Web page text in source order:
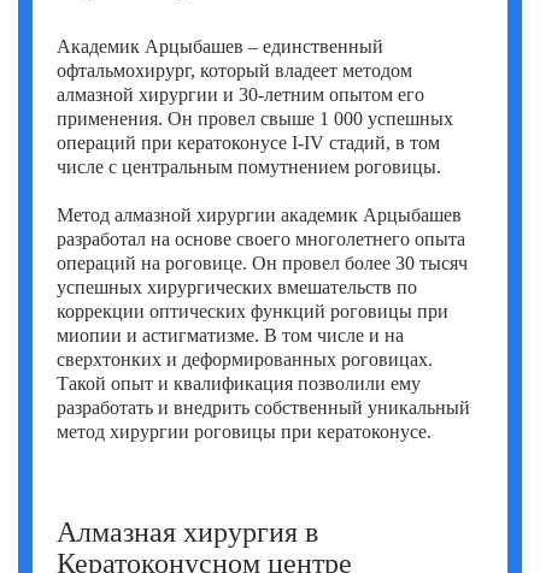
Академик Арцыбашев – единственный
офтальмохирург, который владеет методом
алмазной хирургии и 30-летним опытом его
применения. Он провел свыше 1 000 успешных
операций при кератоконусе I-IV стадий, в том
числе с центральным помутнением роговицы.
Метод алмазной хирургии академик Арцыбашев
разработал на основе своего многолетнего опыта
операций на роговице. Он провел более 30 тысяч
успешных хирургических вмешательств по
коррекции оптических функций роговицы при
миопии и астигматизме. В том числе и на
сверхтонких и деформированных роговицах.
Такой опыт и квалификация позволили ему
разработать и внедрить собственный уникальный
метод хирургии роговицы при кератоконусе.
Алмазная хирургия в
Кератоконусном центре